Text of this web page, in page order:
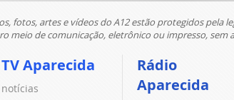
fotos, artes e vídeos do A12 estão protegidos pela
meio de comunicação, eletrônico ou impresso, sem
TV Aparecida
notícias
Rádio
Aparecida